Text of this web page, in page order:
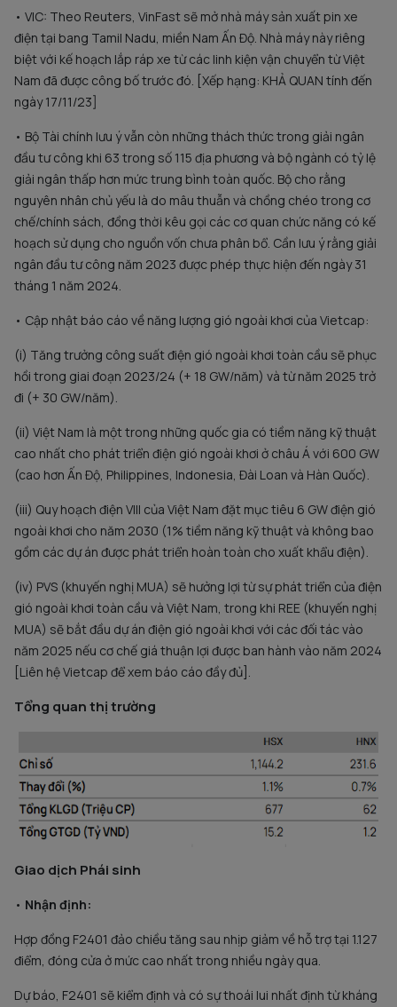
• VIC: Theo Reuters, VinFast sẽ mở nhà máy sản xuất pin xe
điện tại bang Tamil Nadu, miền Nam Ấn Độ. Nhà máy này riêng
biệt với kế hoạch lắp ráp xe từ các linh kiện vận chuyển từ Việt
Nam đã được công bố trước đó. [Xếp hạng: KHẢ QUAN tính đến
ngày 17/11/23]
• Bộ Tài chính lưu ý vẫn còn những thách thức trong giải ngân
đầu tư công khi 63 trong số 115 địa phương và bộ ngành có tỷ lệ
giải ngân thấp hơn mức trung bình toàn quốc. Bộ cho rằng
nguyên nhân chủ yếu là do mâu thuẫn và chồng chéo trong cơ
chế/chính sách, đồng thời kêu gọi các cơ quan chức năng có kế
hoạch sử dụng cho nguồn vốn chưa phân bổ. Cần lưu ý rằng giải
ngân đầu tư công năm 2023 được phép thực hiện đến ngày 31
tháng 1 năm 2024.
• Cập nhật báo cáo về năng lượng gió ngoài khơi của Vietcap:
(i) Tăng trưởng công suất điện gió ngoài khơi toàn cầu sẽ phục
hồi trong giai đoạn 2023/24 (+ 18 GW/năm) và từ năm 2025 trở
đi (+ 30 GW/năm).
(ii) Việt Nam là một trong những quốc gia có tiềm năng kỹ thuật
cao nhất cho phát triển điện gió ngoài khơi ở châu Á với 600 GW
(cao hơn Ấn Độ, Philippines, Indonesia, Đài Loan và Hàn Quốc).
(iii) Quy hoạch điện VIII của Việt Nam đặt mục tiêu 6 GW điện gió
ngoài khơi cho năm 2030 (1% tiềm năng kỹ thuật và không bao
gồm các dự án được phát triển hoàn toàn cho xuất khẩu điện).
(iv) PVS (khuyến nghị MUA) sẽ hưởng lợi từ sự phát triển của điện
gió ngoài khơi toàn cầu và Việt Nam, trong khi REE (khuyến nghị
MUA) sẽ bắt đầu dự án điện gió ngoài khơi với các đối tác vào
năm 2025 nếu cơ chế giá thuận lợi được ban hành vào năm 2024
[Liên hệ Vietcap để xem báo cáo đầy đủ].
Tổng quan thị trường
Giao dịch Phái sinh
• Nhận định:
Hợp đồng F2401 đảo chiều tăng sau nhịp giảm về hỗ trợ tại 1.127
điểm, đóng cửa ở mức cao nhất trong nhiều ngày qua.
Dự báo, F2401 sẽ kiểm định và có sự thoái lui nhất định từ kháng